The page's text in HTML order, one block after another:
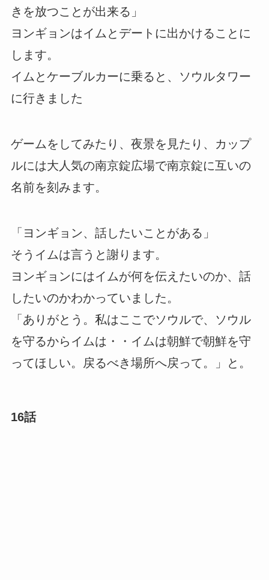
きを放つことが出来る」
ヨンギョンはイムとデートに出かけることに
します。
イムとケーブルカーに乗ると、ソウルタワー
に行きました
ゲームをしてみたり、夜景を見たり、カップ
ルには大人気の南京錠広場で南京錠に互いの
名前を刻みます。
「ヨンギョン、話したいことがある」
そうイムは言うと謝ります。
ヨンギョンにはイムが何を伝えたいのか、話
したいのかわかっていました。
「ありがとう。私はここでソウルで、ソウル
を守るからイムは・・イムは朝鮮で朝鮮を守
ってほしい。戻るべき場所へ戻って。」と。
16話